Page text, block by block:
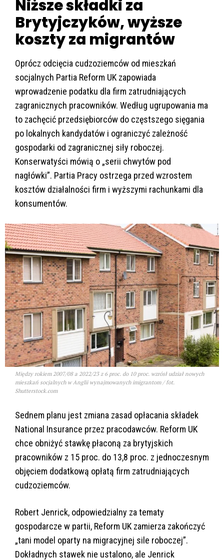
Niższe składki za
Brytyjczyków, wyższe
koszty za migrantów
Oprócz odcięcia cudzoziemców od mieszkań
socjalnych Partia Reform UK zapowiada
wprowadzenie podatku dla firm zatrudniających
zagranicznych pracowników. Według ugrupowania ma
to zachęcić przedsiębiorców do częstszego sięgania
po lokalnych kandydatów i ograniczyć zależność
gospodarki od zagranicznej siły roboczej.
Konserwatyści mówią o „serii chwytów pod
nagłówki”. Partia Pracy ostrzega przed wzrostem
kosztów działalności firm i wyższymi rachunkami dla
konsumentów.
Między rokiem 2007/08 a 2022/23 z 6 proc. do 10 proc. wzrósł udział nowych
mieszkań socjalnych w Anglii wynajmowanych imigrantom / fot.
Shutterstock.com
Sednem planu jest zmiana zasad opłacania składek
National Insurance przez pracodawców. Reform UK
chce obniżyć stawkę płaconą za brytyjskich
pracowników z 15 proc. do 13,8 proc. z jednoczesnym
objęciem dodatkową opłatą firm zatrudniających
cudzoziemców.
Robert Jenrick, odpowiedzialny za tematy
gospodarcze w partii, Reform UK zamierza zakończyć
„tani model oparty na migracyjnej sile roboczej”.
Dokładnych stawek nie ustalono, ale Jenrick